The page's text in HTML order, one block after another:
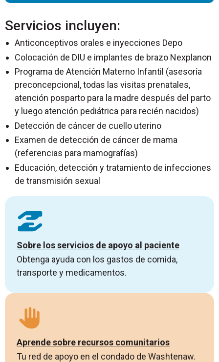
Servicios incluyen:
Anticonceptivos orales e inyecciones Depo
Colocación de DIU e implantes de brazo Nexplanon
Programa de Atención Materno Infantil (asesoría
preconcepcional, todas las visitas prenatales,
atención posparto para la madre después del parto
y luego atención pediátrica para recién nacidos)
Detección de cáncer de cuello uterino
Examen de detección de cáncer de mama
(referencias para mamografías)
Educación, detección y tratamiento de infecciones
de transmisión sexual
Sobre los servicios de apoyo al paciente
Obtenga ayuda con los gastos de comida,
transporte y medicamentos.
Aprende sobre recursos comunitarios
Tu red de apoyo en el condado de Washtenaw.